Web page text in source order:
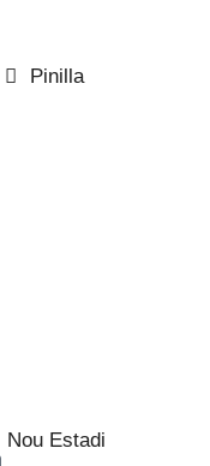
Pinilla
Nou Estadi